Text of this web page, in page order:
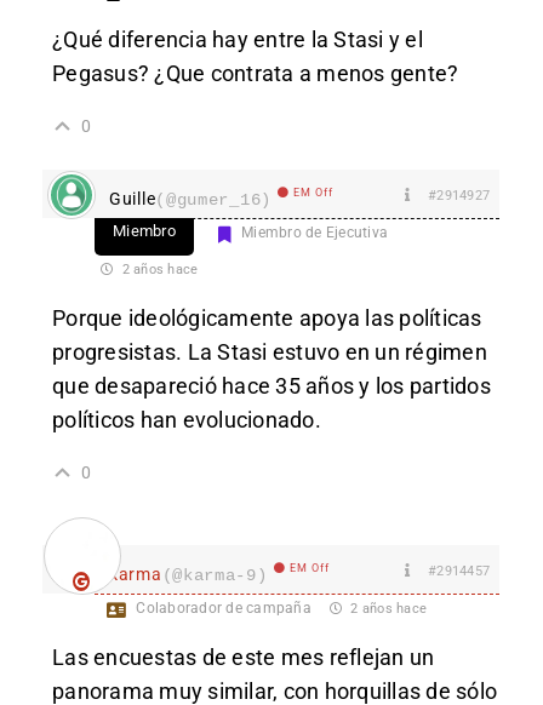
¿Qué diferencia hay entre la Stasi y el
Pegasus? ¿Que contrata a menos gente?
0
Guille(@gumer_16) EM Off #2914927
Miembro Miembro de Ejecutiva
2 años hace
Porque ideológicamente apoya las políticas
progresistas. La Stasi estuvo en un régimen
que desapareció hace 35 años y los partidos
políticos han evolucionado.
0
karma (@karma-9) EM Off #2914457
Colaborador de campaña 2 años hace
Las encuestas de este mes reflejan un
panorama muy similar, con horquillas de sólo